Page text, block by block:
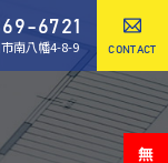
6721
南八幡4-8-9 CONTACT